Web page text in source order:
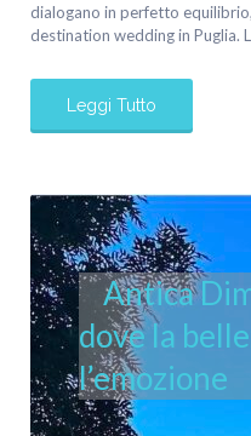
dialogano in perfetto
destination wedding in Puglia.
Leggi Tutto
Antica
dove la
l’emozione